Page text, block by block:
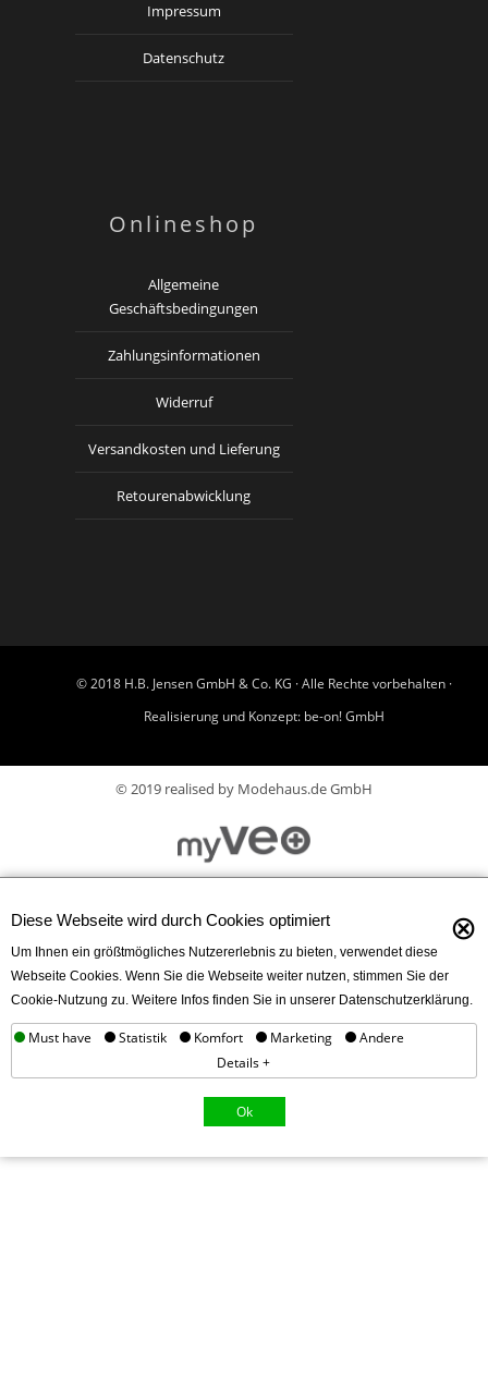
Impressum
Datenschutz
Onlineshop
Allgemeine
Geschäftsbedingungen
Zahlungsinformationen
Widerruf
Versandkosten und Lieferung
Retourenabwicklung
© 2018 H.B. Jensen GmbH & Co. KG · Alle Rechte vorbehalten ·
Realisierung und Konzept: be-on! GmbH
© 2019 realised by Modehaus.de GmbH
Diese Webseite wird durch Cookies optimiert ⊗
Um Ihnen ein größtmögliches Nutzererlebnis zu bieten, verwendet diese
Webseite Cookies. Wenn Sie die Webseite weiter nutzen, stimmen Sie der
Cookie-Nutzung zu. Weitere Infos finden Sie in unserer Datenschutzerklärung.
Must have Statistik Komfort Marketing
Andere
Details +
Ok